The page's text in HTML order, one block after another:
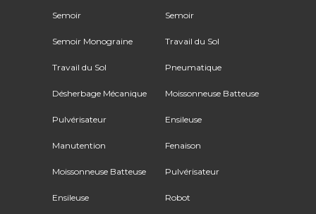
Semoir
Semoir Monograine
Travail du Sol
Désherbage Mécanique
Pulvérisateur
Manutention
Moissonneuse Batteuse
Ensileuse
Semoir
Travail du Sol
Pneumatique
Moissonneuse Batteuse
Ensileuse
Fenaison
Pulvérisateur
Robot